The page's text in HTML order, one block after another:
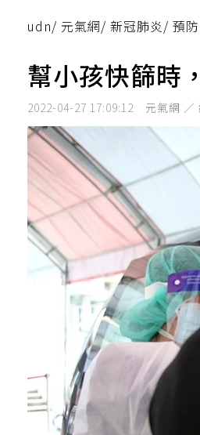
udn/ 元氣網/ 新冠肺炎/ 預
幫小孩快篩時
2022-04-27 17:09:12 元氣網 ／